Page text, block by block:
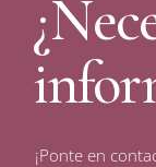
¡Ponte en